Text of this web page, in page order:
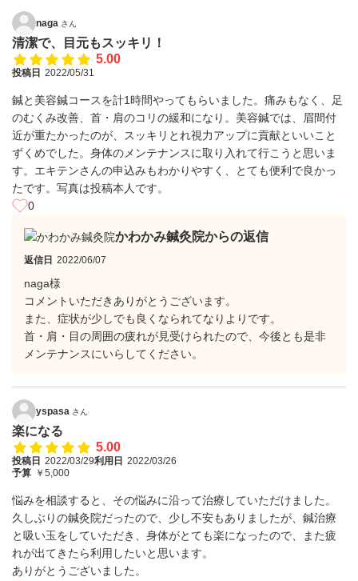
naga さん
清潔で、目元もスッキリ！
5.00
投稿日 2022/05/31
鍼と美容鍼コースを計1時間やってもらいました。痛みもなく、足
のむくみ改善、首・肩のコリの緩和になり。美容鍼では、眉間付
近が重たかったのが、スッキリとれ視力アップに貢献といいこと
ずくめでした。身体のメンテナンスに取り入れて行こうと思いま
す。エキテンさんの申込みもわかりやすく、とても便利で良かっ
たです。写真は投稿本人です。
0
かわかみ鍼灸院からの返信
返信日 2022/06/07
naga様
コメントいただきありがとうございます。
また、症状が少しでも良くなられてなりよりです。
首・肩・目の周囲の疲れが見受けられたので、今後とも是非
メンテナンスにいらしてください。
yspasa さん
楽になる
5.00
投稿日 2022/03/29利用日 2022/03/26
予算 ￥5,000
悩みを相談すると、その悩みに沿って治療していただけました。
久しぶりの鍼灸院だったので、少し不安もありましたが、鍼治療
と吸い玉をしていただき、身体がとても楽になったので、また疲
れが出てきたら利用したいと思います。
ありがとうございました。